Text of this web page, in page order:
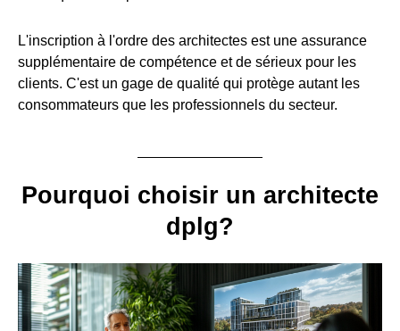
L'inscription à l'ordre des architectes est une assurance
supplémentaire de compétence et de sérieux pour les
clients. C'est un gage de qualité qui protège autant les
consommateurs que les professionnels du secteur.
Pourquoi choisir un architecte
dplg?